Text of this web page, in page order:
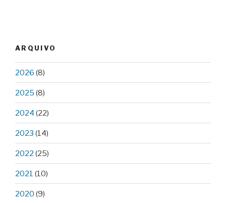
ARQUIVO
2026 (8)
2025 (8)
2024 (22)
2023 (14)
2022 (25)
2021 (10)
2020 (9)